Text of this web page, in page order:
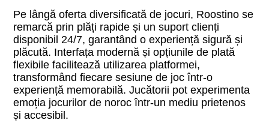
Pe lângă oferta diversificată de jocuri, Roostino se
remarcă prin plăți rapide și un suport clienți
disponibil 24/7, garantând o experiență sigură și
plăcută. Interfața modernă și opțiunile de plată
flexibile facilitează utilizarea platformei,
transformând fiecare sesiune de joc într-o
experiență memorabilă. Jucătorii pot experimenta
emoția jocurilor de noroc într-un mediu prietenos
și accesibil.